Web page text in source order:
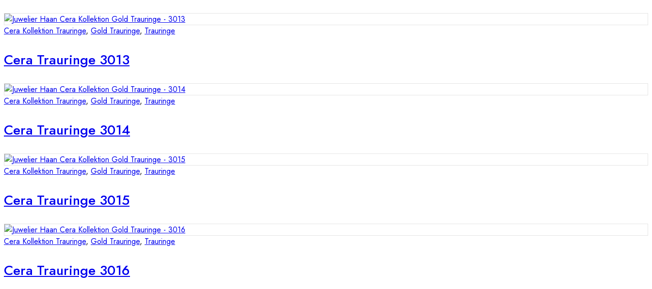
Cera Kollektion Trauringe, Gold Trauringe, Trauringe
Cera Trauringe 3013
Cera Kollektion Trauringe, Gold Trauringe, Trauringe
Cera Trauringe 3014
Cera Kollektion Trauringe, Gold Trauringe, Trauringe
Cera Trauringe 3015
Cera Kollektion Trauringe, Gold Trauringe, Trauringe
Cera Trauringe 3016